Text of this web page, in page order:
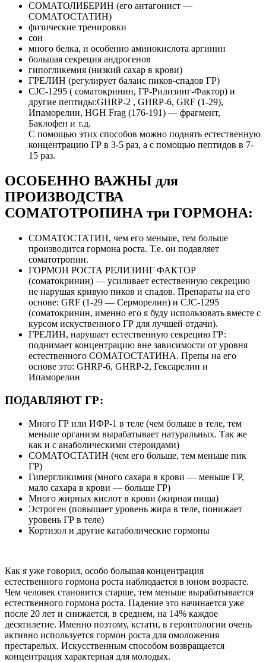
СОМАТОЛИБЕРИН (его антагонист —
СОМАТОСТАТИН)
физические тренировки
сон
много белка, и особенно аминокислота аргинин
большая секреция андрогенов
гипогликемия (низкий сахар в крови)
ГРЕЛИН (регулирует баланс пиков-спадов ГР)
CJC-1295 ( соматокринин, ГР-Рилизинг-Фактор) и
другие пептиды:GHRP-2 , GHRP-6, GRF (1-29),
Ипаморелин, HGH Frag (176-191) — фрагмент,
Баклофен и т.д.
С помощью этих способов можно поднять естественную
концентрацию ГР в 3-5 раз, а с помощью пептидов в 7-
15 раз.
ОСОБЕННО ВАЖНЫ для
ПРОИЗВОДСТВА
СОМАТОТРОПИНА три ГОРМОНА:
СОМАТОСТАТИН, чем его меньше, тем больше
производится гормона роста. Т.е. он подавляет
соматотропин.
ГОРМОН РОСТА РЕЛИЗИНГ ФАКТОР
(соматокринин) — усиливает естественную секрецию
не нарушая кривую пиков и спадов. Препараты на его
основе: GRF (1-29 — Серморелин) и CJC-1295
(соматокринин, именно его я буду использовать вместе с
курсом искуственного ГР для лучшей отдачи).
ГРЕЛИН, нарушает естественную секрецию ГР:
поднимает концентрацию вне зависимости от уровня
естественного СОМАТОСТАТИНА. Препы на его
основе это: GHRP-6, GHRP-2, Гексарелин и
Ипаморелин
ПОДАВЛЯЮТ ГР:
Много ГР или ИФР-1 в теле (чем больше в теле, тем
меньше организм вырабатывает натуральных. Так же
как и с анаболическими стероидами)
СОМАТОСТАТИН (чем его больше, тем меньше пик
ГР)
Гипергликимия (много сахара в крови — меньше ГР,
мало сахара в крови — больше ГР)
Много жирных кислот в крови (жирная пища)
Эстроген (повышает уровень жира в теле, понижает
уровень ГР в теле)
Кортизол и другие катаболические гормоны
Как я уже говорил, особо большая концентрация
естественного гормона роста наблюдается в юном возрасте.
Чем человек становится старше, тем меньше вырабатывается
естественного гормона роста. Падение это начинается уже
после 20 лет и снижается, в среднем, на 14% каждое
десятилетие. Именно поэтому, кстати, в геронтологии очень
активно используется гормон роста для омоложения
престарелых. Искусственным способом возвращается
концентрация характерная для молодых.